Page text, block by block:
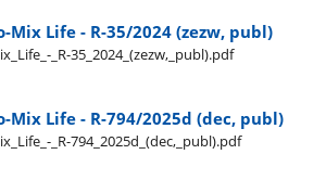
Mix Life - R-35/2024 (zezw, publ)
​_R-35​_2024​_(zezw,​_publ).pdf
Mix Life - R-794/2025d (dec, publ)
​_R-794​_2025d​_(dec,​_publ).pdf